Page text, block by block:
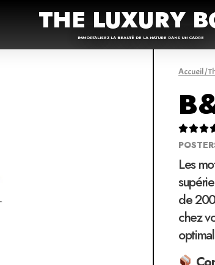
THE LUXURY
IMMORTALISEZ LA BEAUTÉ DE LA NATURE DANS UN CADRE
Accueil/

Les
de
chez